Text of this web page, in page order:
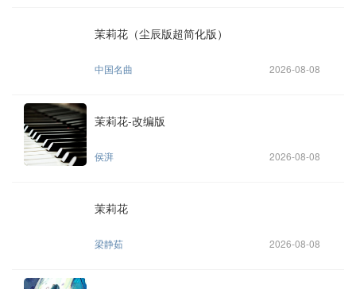
茉莉花（尘辰版超简化版）
中国名曲 2026-08-08
茉莉花-改编版
侯湃 2026-08-08
茉莉花
梁静茹 2026-08-08